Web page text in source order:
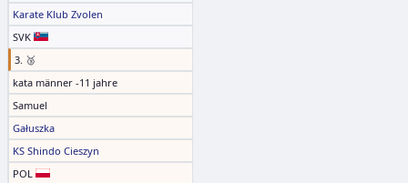
Karate Klub Zvolen
SVK
3. 🥉
kata männer -11 jahre
Samuel
Gałuszka
KS Shindo Cieszyn
POL